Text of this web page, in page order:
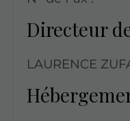
Directeur
LAURENCE